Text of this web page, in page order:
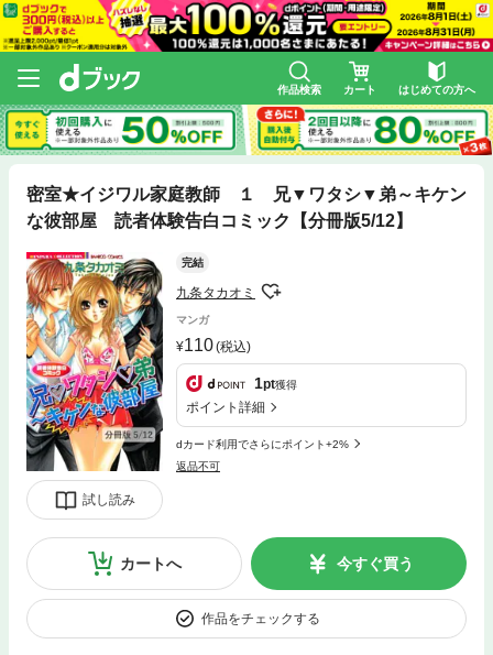
作品検索 カート はじめての方へ
密室★イジワル家庭教師 １ 兄▼ワタシ▼弟～キケン
な彼部屋 読者体験告白コミック【分冊版5/12】
試し読み
完結
九条タカオミ
マンガ
110(税込)
1pt獲得
ポイント詳細
dカード利用でさらにポイント+2%
返品不可
カートへ 今すぐ買う
作品をチェックする